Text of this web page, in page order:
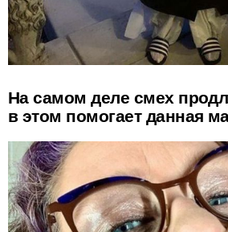
На самом деле смех
в этом помогает данная